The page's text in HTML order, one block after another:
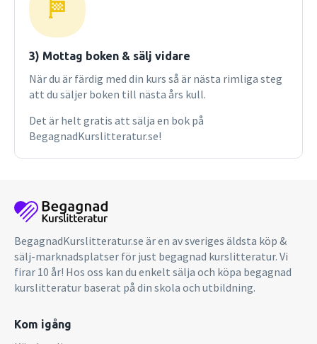
3) Mottag boken & sälj vidare
När du är färdig med din kurs så är nästa rimliga steg
att du säljer boken till nästa års kull.
Det är helt gratis att sälja en bok på
BegagnadKurslitteratur.se!
BegagnadKurslitteratur.se är en av sveriges äldsta köp &
sälj-marknadsplatser för just begagnad kurslitteratur. Vi
firar 10 år! Hos oss kan du enkelt sälja och köpa begagnad
kurslitteratur baserat på din skola och utbildning.
Kom igång